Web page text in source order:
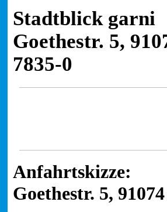
Stadtblick garni
Goethestr. 5,
7835-0
Anfahrtskizze:
Goethestr. 5,